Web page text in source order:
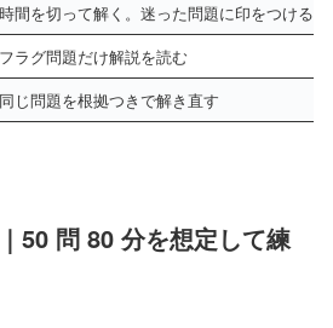
時間を切って解く。迷った問題に印をつける
フラグ問題だけ解説を読む
同じ問題を根拠つきで解き直す
50 問 80 分を想定して練